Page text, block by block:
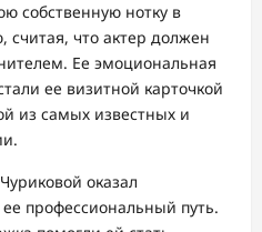
собственную нотку в
что актер должен
Ее эмоциональная
ее визитной карточкой
из самых известных и
оказал
профессиональный путь.